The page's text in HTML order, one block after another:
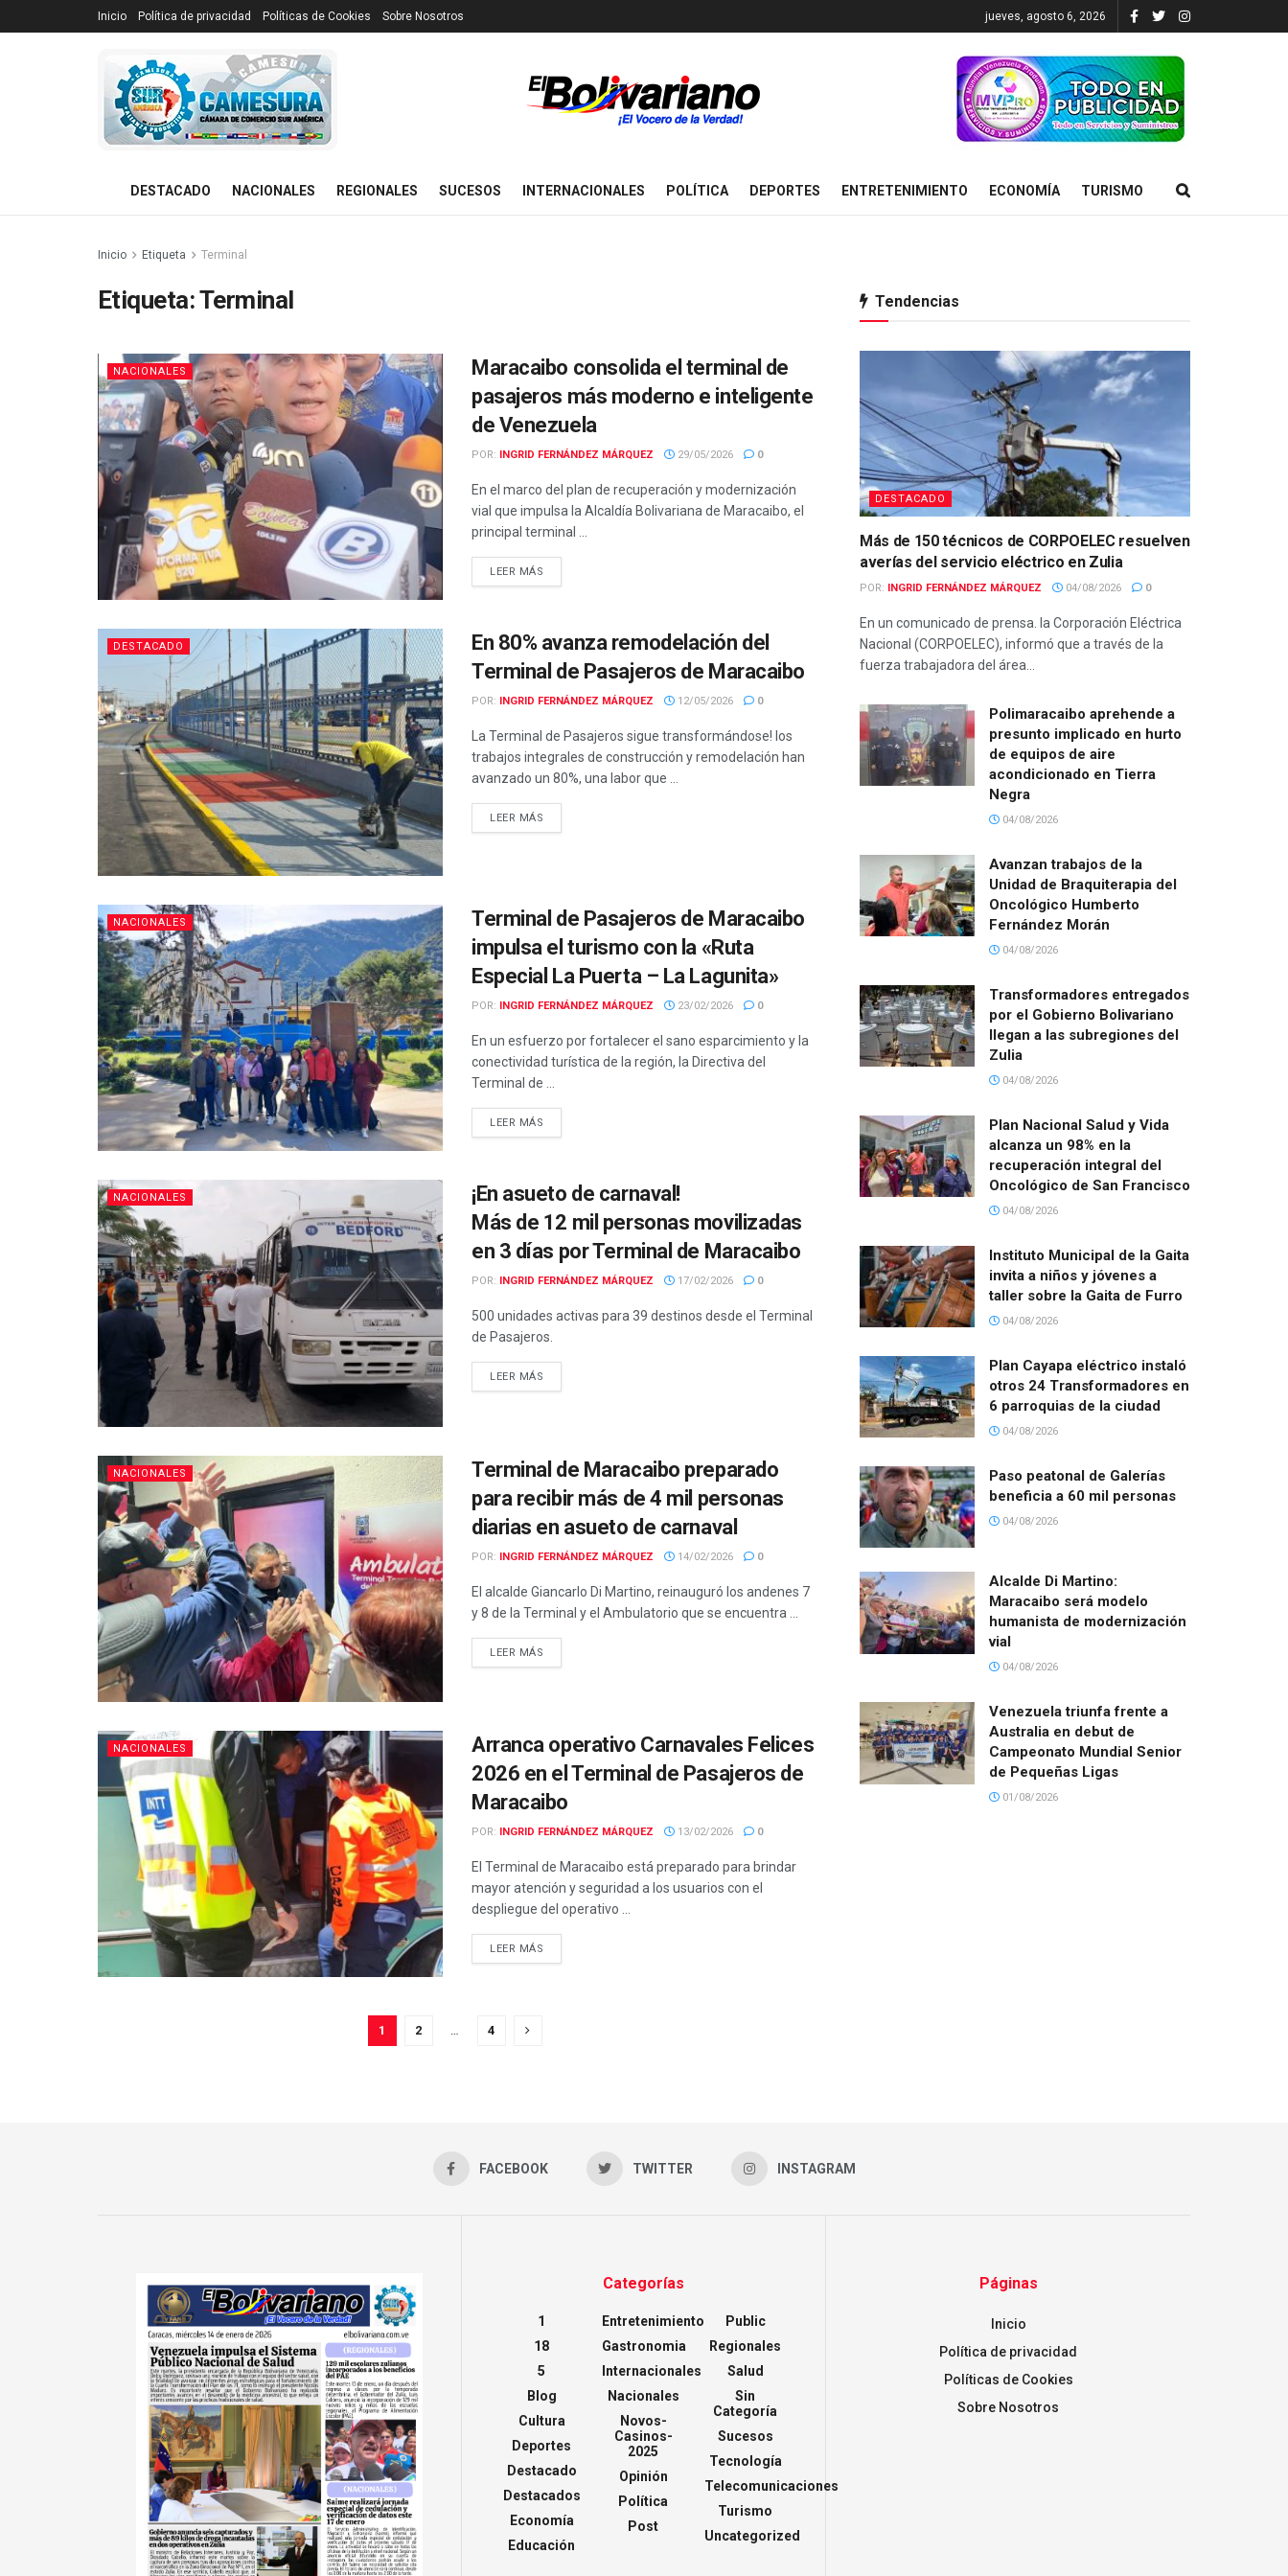
Inicio Política de privacidad Políticas de Cookies Sobre Nosotros jueves, agosto 6, 2026
DESTACADO NACIONALES REGIONALES SUCESOS INTERNACIONALES POLÍTICA DEPORTES ENTRETENIMIENTO ECONOMÍA TURISMO
Inicio Etiqueta Terminal
Etiqueta:Terminal
NACIONALES
Maracaibo consolida el terminal de
pasajeros más moderno e inteligente
de Venezuela
POR: INGRID FERNÁNDEZ MÁRQUEZ 29/05/2026 0
En el marco del plan de recuperación y modernización
vial que impulsa la Alcaldía Bolivariana de Maracaibo, el
principal terminal ...
LEER MÁS
DESTACADO
En 80% avanza remodelación del
Terminal de Pasajeros de Maracaibo
POR: INGRID FERNÁNDEZ MÁRQUEZ 12/05/2026 0
La Terminal de Pasajeros sigue transformándose! los
trabajos integrales de construcción y remodelación han
avanzado un 80%, una labor que ...
LEER MÁS
NACIONALES
Terminal de Pasajeros de Maracaibo
impulsa el turismo con la «Ruta
Especial La Puerta – La Lagunita»
POR: INGRID FERNÁNDEZ MÁRQUEZ 23/02/2026 0
En un esfuerzo por fortalecer el sano esparcimiento y la
conectividad turística de la región, la Directiva del
Terminal de ...
LEER MÁS
NACIONALES
¡En asueto de carnaval!
Más de 12 mil personas movilizadas
en 3 días por Terminal de Maracaibo
POR: INGRID FERNÁNDEZ MÁRQUEZ 17/02/2026 0
500 unidades activas para 39 destinos desde el Terminal
de Pasajeros.
LEER MÁS
NACIONALES
Terminal de Maracaibo preparado
para recibir más de 4 mil personas
diarias en asueto de carnaval
POR: INGRID FERNÁNDEZ MÁRQUEZ 14/02/2026 0
El alcalde Giancarlo Di Martino, reinauguró los andenes 7
y 8 de la Terminal y el Ambulatorio que se encuentra ...
LEER MÁS
NACIONALES
Arranca operativo Carnavales Felices
2026 en el Terminal de Pasajeros de
Maracaibo
POR: INGRID FERNÁNDEZ MÁRQUEZ 13/02/2026 0
El Terminal de Maracaibo está preparado para brindar
mayor atención y seguridad a los usuarios con el
despliegue del operativo ...
LEER MÁS
1 2 … 4
Tendencias
DESTACADO
Más de 150 técnicos de CORPOELEC resuelven
averías del servicio eléctrico en Zulia
POR: INGRID FERNÁNDEZ MÁRQUEZ 04/08/2026 0
En un comunicado de prensa. la Corporación Eléctrica
Nacional (CORPOELEC), informó que a través de la
fuerza trabajadora del área...
Polimaracaibo aprehende a
presunto implicado en hurto
de equipos de aire
acondicionado en Tierra
Negra
04/08/2026
Avanzan trabajos de la
Unidad de Braquiterapia del
Oncológico Humberto
Fernández Morán
04/08/2026
Transformadores entregados
por el Gobierno Bolivariano
llegan a las subregiones del
Zulia
04/08/2026
Plan Nacional Salud y Vida
alcanza un 98% en la
recuperación integral del
Oncológico de San Francisco
04/08/2026
Instituto Municipal de la Gaita
invita a niños y jóvenes a
taller sobre la Gaita de Furro
04/08/2026
Plan Cayapa eléctrico instaló
otros 24 Transformadores en
6 parroquias de la ciudad
04/08/2026
Paso peatonal de Galerías
beneficia a 60 mil personas
04/08/2026
Alcalde Di Martino:
Maracaibo será modelo
humanista de modernización
vial
04/08/2026
Venezuela triunfa frente a
Australia en debut de
Campeonato Mundial Senior
de Pequeñas Ligas
01/08/2026
FACEBOOK TWITTER INSTAGRAM
Categorías
1
18
5
Blog
Cultura
Deportes
Destacado
Destacados
Economía
Educación
Entretenimiento
Gastronomia
Internacionales
Nacionales
Novos-
Casinos-
2025
Opinión
Política
Post
Public
Regionales
Salud
Sin
Categoría
Sucesos
Tecnología
Telecomunicaciones
Turismo
Uncategorized
Páginas
Inicio
Política de privacidad
Políticas de Cookies
Sobre Nosotros